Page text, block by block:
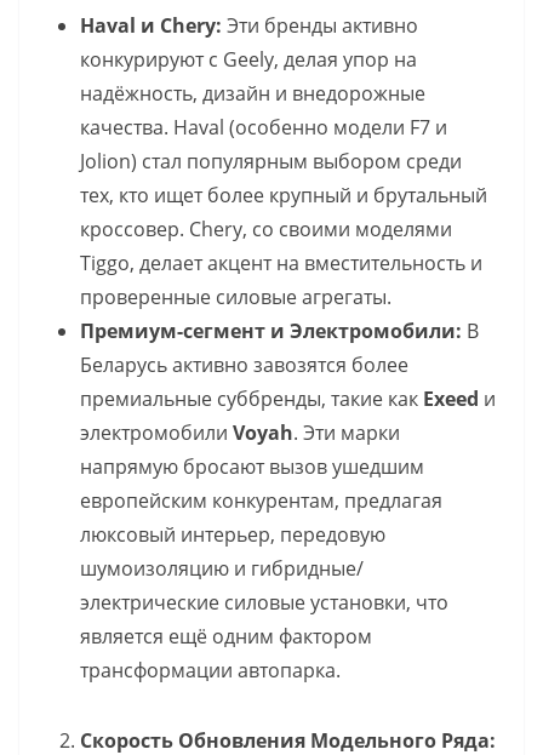
Haval и Chery: Эти бренды активно
конкурируют с Geely, делая упор на
надёжность, дизайн и внедорожные
качества. Haval (особенно модели F7 и
Jolion) стал популярным выбором среди
тех, кто ищет более крупный и брутальный
кроссовер. Chery, со своими моделями
Tiggo, делает акцент на вместительность и
проверенные силовые агрегаты.
Премиум-сегмент и Электромобили: В
Беларусь активно завозятся более
премиальные суббренды, такие как Exeed и
электромобили Voyah. Эти марки
напрямую бросают вызов ушедшим
европейским конкурентам, предлагая
люксовый интерьер, передовую
шумоизоляцию и гибридные/
электрические силовые установки, что
является ещё одним фактором
трансформации автопарка.
Скорость Обновления Модельного Ряда: